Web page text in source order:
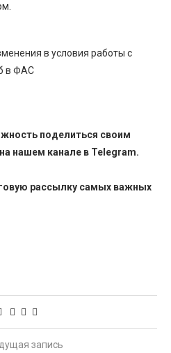
в условия работы с
в ФАС
поделиться своим
нашем канале в Telegram.
рассылку самых важных
запись